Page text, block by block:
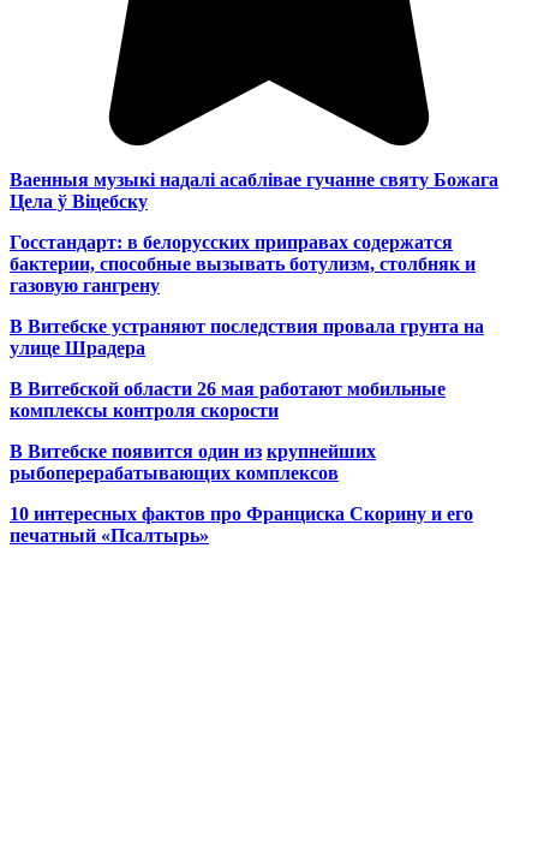
Ваенныя музыкі надалі асаблівае гучанне святу Божага
Цела ў Віцебску
Госстандарт: в белорусских приправах содержатся
бактерии, способные вызывать ботулизм, столбняк и
газовую гангрену
В Витебске устраняют последствия провала грунта на
улице Шрадера
В Витебской области 26 мая работают мобильные
комплексы контроля скорости
В Витебске появится один из крупнейших
рыбоперерабатывающих комплексов
10 интересных фактов про Франциска Скорину и его
печатный «Псалтырь»